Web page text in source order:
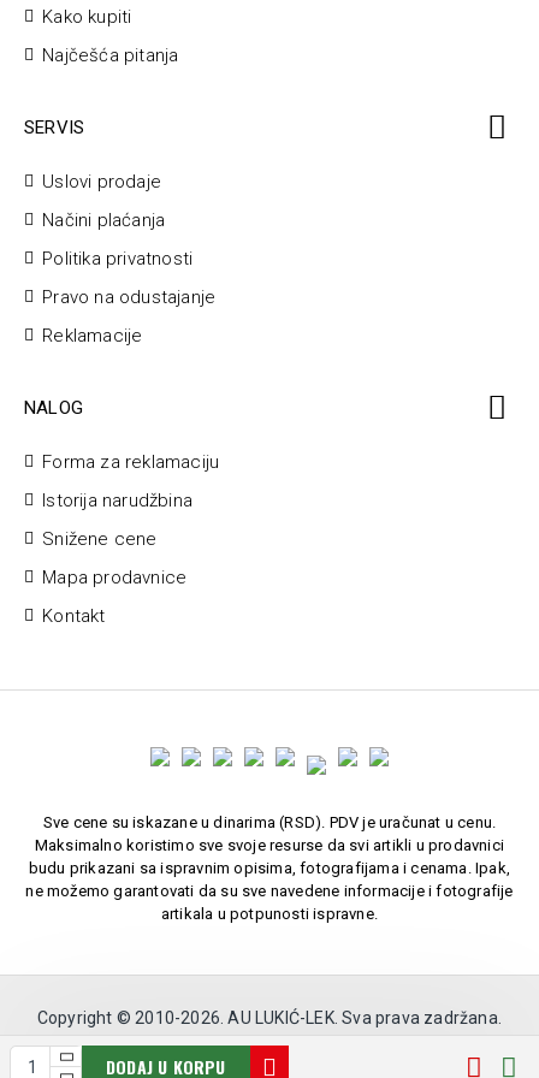
DODAJ U KORPU
Kako kupiti
Najčešća pitanja
SERVIS
Uslovi prodaje
Načini plaćanja
Politika privatnosti
Pravo na odustajanje
Reklamacije
NALOG
Forma za reklamaciju
Istorija narudžbina
Snižene cene
Mapa prodavnice
Kontakt
Sve cene su iskazane u dinarima (RSD). PDV je uračunat u cenu.
Maksimalno koristimo sve svoje resurse da svi artikli u prodavnici
budu prikazani sa ispravnim opisima, fotografijama i cenama. Ipak,
ne možemo garantovati da su sve navedene informacije i fotografije
artikala u potpunosti ispravne.
Copyright © 2010-2026. AU LUKIĆ-LEK. Sva prava zadržana.
Softverska izrada: